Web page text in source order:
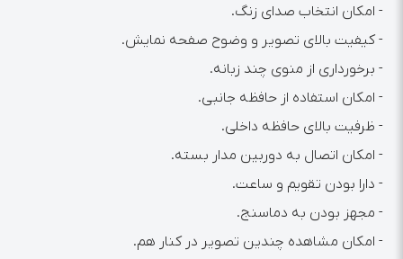
- امکان انتخاب صدای زنگ.
- کیفیت بالای تصویر و وضوح صفحه نمایش.
- برخورداری از منوی چند زبانه.
- امکان استفاده از حافظه جانبی.
- ظرفیت بالای حافظه داخلی.
- امکان اتصال به دوربین مدار بسته.
- دارا بودن تقویم و ساعت.
- مجهز بودن به دماسنج.
- امکان مشاهده چندین تصویر در کنار هم.